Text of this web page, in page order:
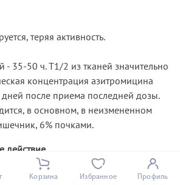
теряя активность.
35-50 ч. T1/2 из тканей значительно
концентрация азитромицина
после приема последней дозы.
в основном, в неизмененном
6% почками.
действие
антибиотик группы макролидов-
Корзина Избранное Профиль